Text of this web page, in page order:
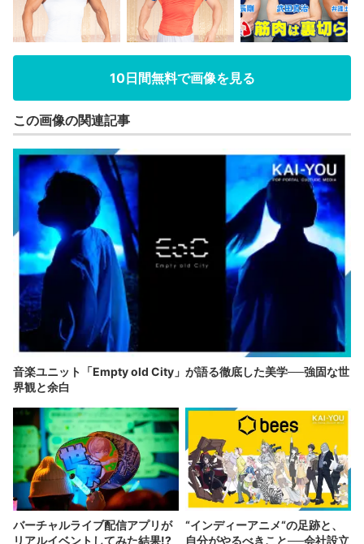
10日間無料で画像を見る
この画像の関連記事
音楽ユニット「Empty old City」が語る徹底した美学──強固な世
界観と余白
バーチャルライブ配信アプリが
リアルイベントしてみた結果!?
“インディーアニメ“の足跡と、
自分がやるべきこと──会社設立